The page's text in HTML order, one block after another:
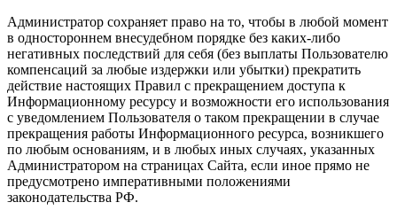
Администратор сохраняет право на то, чтобы в любой момент
в одностороннем внесудебном порядке без каких-либо
негативных последствий для себя (без выплаты Пользователю
компенсаций за любые издержки или убытки) прекратить
действие настоящих Правил с прекращением доступа к
Информационному ресурсу и возможности его использования
с уведомлением Пользователя о таком прекращении в случае
прекращения работы Информационного ресурса, возникшего
по любым основаниям, и в любых иных случаях, указанных
Администратором на страницах Сайта, если иное прямо не
предусмотрено императивными положениями
законодательства РФ.